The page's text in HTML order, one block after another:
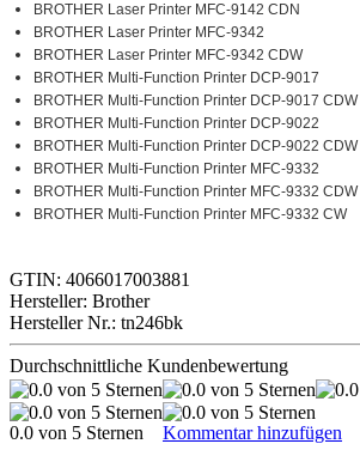
BROTHER Laser Printer MFC-9142 CDN
BROTHER Laser Printer MFC-9342
BROTHER Laser Printer MFC-9342 CDW
BROTHER Multi-Function Printer DCP-9017
BROTHER Multi-Function Printer DCP-9017 CDW
BROTHER Multi-Function Printer DCP-9022
BROTHER Multi-Function Printer DCP-9022 CDW
BROTHER Multi-Function Printer MFC-9332
BROTHER Multi-Function Printer MFC-9332 CDW
BROTHER Multi-Function Printer MFC-9332 CW
GTIN: 4066017003881
Hersteller: Brother
Hersteller Nr.: tn246bk
Durchschnittliche Kundenbewertung
0.0 von 5 Sternen Kommentar hinzufügen